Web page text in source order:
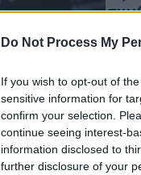
Do Not Process My
If you wish to opt-out of
sensitive information for
confirm your selection.
continue seeing interest-
information disclosed to
further disclosure of your
για
της